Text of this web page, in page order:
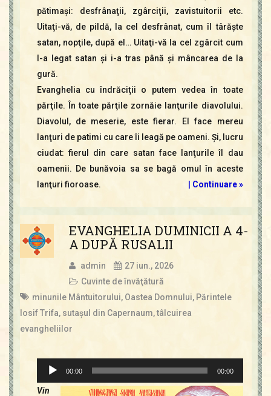
pătimaşi: desfrânaţii, zgârciţii, zavistuitorii etc.
Uitaţi-vă, de pildă, la cel desfrânat, cum îl târăşte
satan, nopţile, după el… Uitaţi-vă la cel zgârcit cum
l-a legat satan şi i-a tras până şi mâncarea de la
gură.
Evanghelia cu îndrăciţii o putem vedea în toate
părţile. În toate părţile zornăie lanţurile diavolului.
Diavolul, de meserie, este fierar. El face mereu
lanţuri de patimi cu care îi leagă pe oameni. Şi, lucru
ciudat: fierul din care satan face lanţurile îl dau
oamenii. De bunăvoia sa se bagă omul în aceste
lanţuri fioroase.
Continuare »
EVANGHELIA DUMINICII A 4-
A DUPĂ RUSALII
admin
27 iun., 2026
Cuvinte de învăţătură
minunile Mântuitorului, Oastea Domnului, Părintele
Iosif Trifa, sutaşul din Capernaum,tâlcuirea
evangheliilor
Player
audio
00:00 00:00
Vin